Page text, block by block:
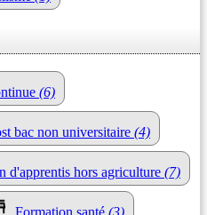
(6)
bac non universitaire (4)
d'apprentis hors agriculture (7)